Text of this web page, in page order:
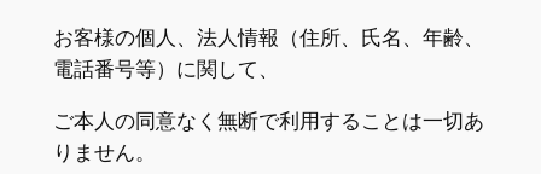
お客様の個人、法人情報（住所、氏名、年齢、
電話番号等）に関して、
ご本人の同意なく無断で利用することは一切あ
りません。